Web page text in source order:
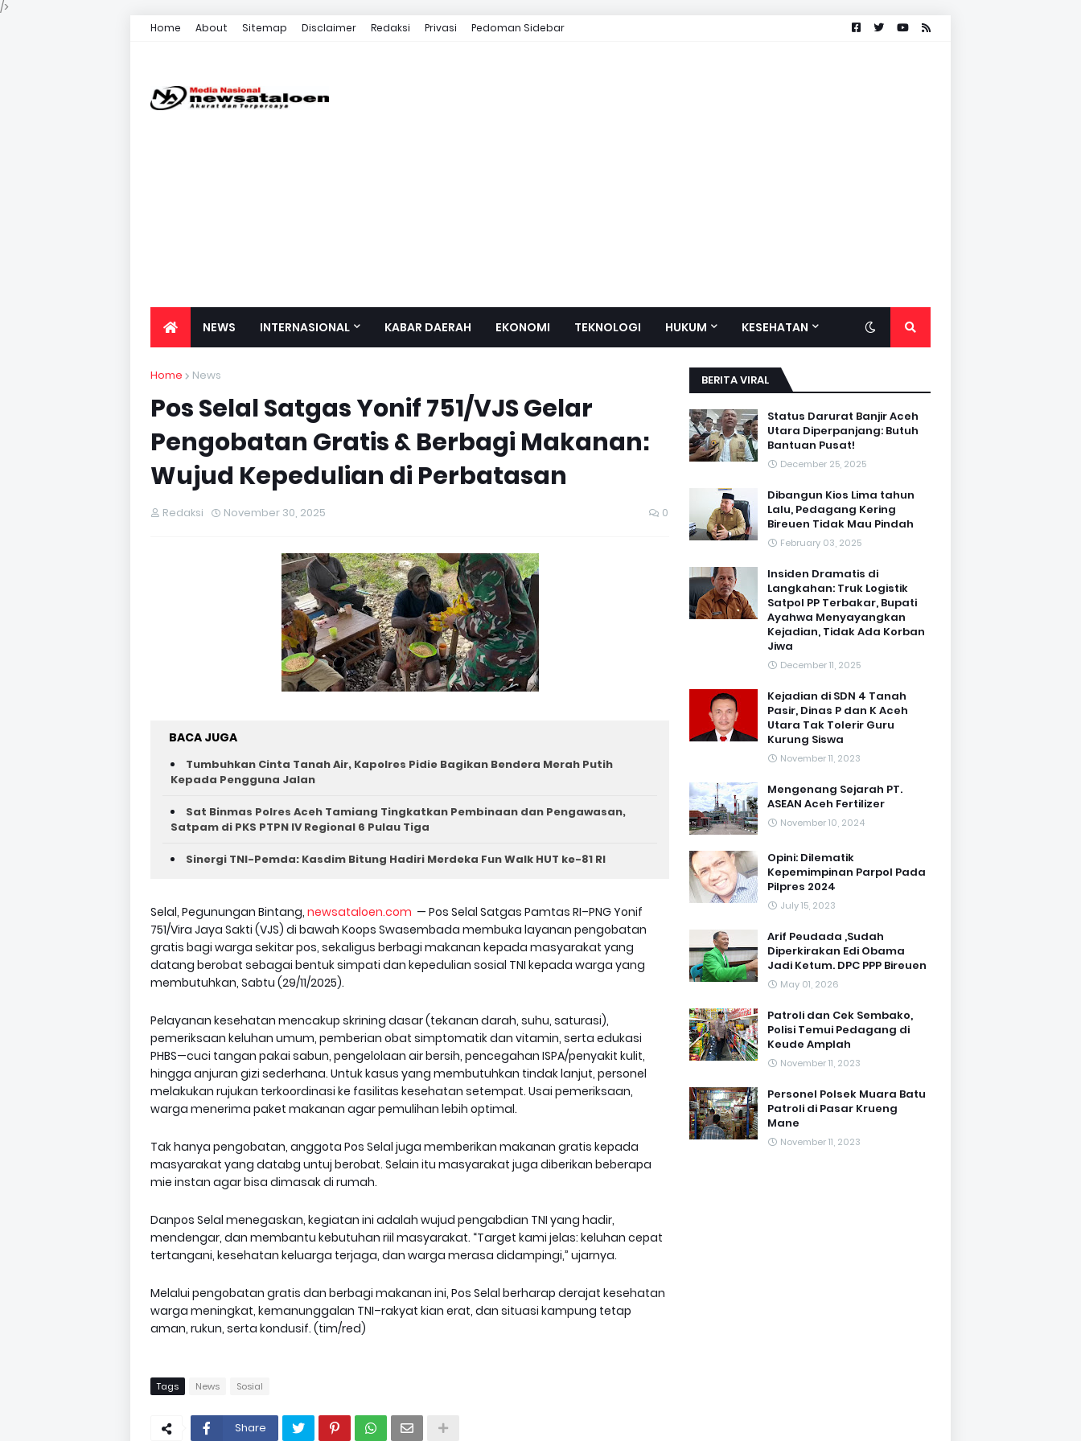
/>
Home About Sitemap Disclaimer Redaksi Privasi Pedoman Sidebar
NEWS INTERNASIONAL KABAR DAERAH EKONOMI TEKNOLOGI HUKUM KESEHATAN
Home News
Pos Selal Satgas Yonif 751/VJS Gelar
Pengobatan Gratis & Berbagi Makanan:
Wujud Kepedulian di Perbatasan
Redaksi November 30, 2025 0
BACA JUGA
Tumbuhkan Cinta Tanah Air, Kapolres Pidie Bagikan Bendera Merah Putih
Kepada Pengguna Jalan ‎
Sat Binmas Polres Aceh Tamiang Tingkatkan Pembinaan dan Pengawasan,
Satpam di PKS PTPN IV Regional 6 Pulau Tiga
Sinergi TNI-Pemda: Kasdim Bitung Hadiri Merdeka Fun Walk HUT ke-81 RI
Selal, Pegunungan Bintang, newsataloen.com — Pos Selal Satgas Pamtas RI–PNG Yonif
751/Vira Jaya Sakti (VJS) di bawah Koops Swasembada membuka layanan pengobatan
gratis bagi warga sekitar pos, sekaligus berbagi makanan kepada masyarakat yang
datang berobat sebagai bentuk simpati dan kepedulian sosial TNI kepada warga yang
membutuhkan, Sabtu (29/11/2025).
Pelayanan kesehatan mencakup skrining dasar (tekanan darah, suhu, saturasi),
pemeriksaan keluhan umum, pemberian obat simptomatik dan vitamin, serta edukasi
PHBS—cuci tangan pakai sabun, pengelolaan air bersih, pencegahan ISPA/penyakit kulit,
hingga anjuran gizi sederhana. Untuk kasus yang membutuhkan tindak lanjut, personel
melakukan rujukan terkoordinasi ke fasilitas kesehatan setempat. Usai pemeriksaan,
warga menerima paket makanan agar pemulihan lebih optimal.
Tak hanya pengobatan, anggota Pos Selal juga memberikan makanan gratis kepada
masyarakat yang databg untuj berobat. Selain itu masyarakat juga diberikan beberapa
mie instan agar bisa dimasak di rumah.
Danpos Selal menegaskan, kegiatan ini adalah wujud pengabdian TNI yang hadir,
mendengar, dan membantu kebutuhan riil masyarakat. “Target kami jelas: keluhan cepat
tertangani, kesehatan keluarga terjaga, dan warga merasa didampingi,” ujarnya.
Melalui pengobatan gratis dan berbagi makanan ini, Pos Selal berharap derajat kesehatan
warga meningkat, kemanunggalan TNI–rakyat kian erat, dan situasi kampung tetap
aman, rukun, serta kondusif. (tim/red)
Tags News Sosial
Share
BERITA VIRAL
Status Darurat Banjir Aceh
Utara Diperpanjang: Butuh
Bantuan Pusat!
December 25, 2025
Dibangun Kios Lima tahun
Lalu, Pedagang Kering
Bireuen Tidak Mau Pindah
February 03, 2025
Insiden Dramatis di
Langkahan: Truk Logistik
Satpol PP Terbakar, Bupati
Ayahwa Menyayangkan
Kejadian, Tidak Ada Korban
Jiwa
December 11, 2025
Kejadian di SDN 4 Tanah
Pasir, Dinas P dan K Aceh
Utara Tak Tolerir Guru
Kurung Siswa
November 11, 2023
Mengenang Sejarah PT.
ASEAN Aceh Fertilizer
November 10, 2024
Opini: Dilematik
Kepemimpinan Parpol Pada
Pilpres 2024
July 15, 2023
Arif Peudada ,Sudah
Diperkirakan Edi Obama
Jadi Ketum. DPC PPP Bireuen
May 01, 2026
Patroli dan Cek Sembako,
Polisi Temui Pedagang di
Keude Amplah
November 11, 2023
Personel Polsek Muara Batu
Patroli di Pasar Krueng
Mane
November 11, 2023